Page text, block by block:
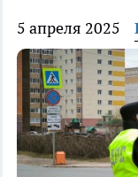
5 апреля 2025